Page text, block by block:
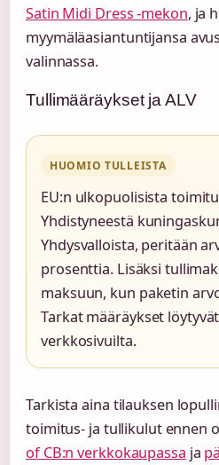
Satin Midi Dress -mekon, ja
myymäläasiantuntijansa
valinnassa.
Tullimääräykset ja ALV
HUOMIO TULLEISTA
EU:n ulkopuolisista
Yhdistyneestä
Yhdysvalloista, peritään
prosenttia. Lisäksi
maksuun, kun paketin
Tarkat määräykset
verkkosivuilta.
Tarkista aina tilauksen
toimitus- ja tullikulut ennen
of CB:n verkkokaupassa ja